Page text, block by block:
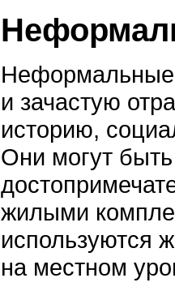
Неформальные
и зачастую
историю,
Они могут
жилыми
используются
на местном